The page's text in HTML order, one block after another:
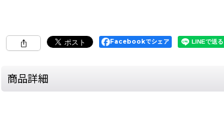
Facebookでシェア
商品詳細